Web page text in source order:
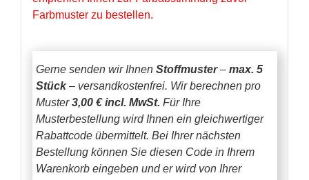
Farbmuster zu bestellen.
Gerne senden wir Ihnen Stoffmuster– max. 5
Stück– versandkostenfrei. Wir berechnen pro
Muster3,00 € incl. MwSt. Für Ihre
Musterbestellung wird Ihnen ein gleichwertiger
Rabattcode übermittelt. Bei Ihrer nächsten
Bestellung können Sie diesen Code in Ihrem
Warenkorb eingeben und er wird von Ihrer